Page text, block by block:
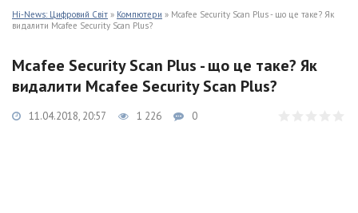
Hi-News: Цифровий Світ » Компютери » Mcafee Security Scan Plus - що це таке? Як
видалити Mcafee Security Scan Plus?
Mcafee Security Scan Plus - що це таке? Як
видалити Mcafee Security Scan Plus?
11.04.2018, 20:57 1 226 0